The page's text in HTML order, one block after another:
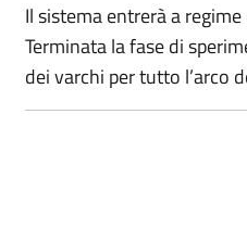
Il sistema entrerà a
Terminata la fase di
dei varchi per tutto l’arco